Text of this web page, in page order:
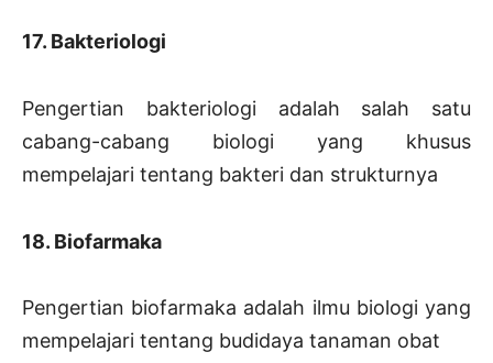
17. Bakteriologi
Pengertian bakteriologi adalah salah satu
cabang-cabang biologi yang khusus
mempelajari tentang bakteri dan strukturnya
18. Biofarmaka
Pengertian biofarmaka adalah ilmu biologi yang
mempelajari tentang budidaya tanaman obat